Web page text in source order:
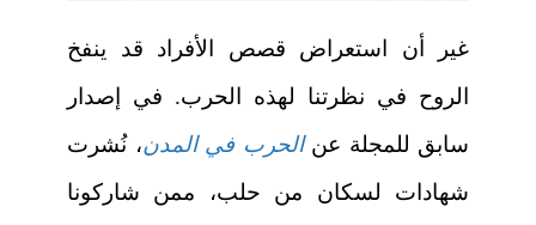
غير أن استعراض قصص الأفراد قد ينفخ
الروح في نظرتنا لهذه الحرب. في إصدار
سابق للمجلة عنالحرب في المدن، نُشرت
شهادات لسكان من حلب، ممن شاركونا